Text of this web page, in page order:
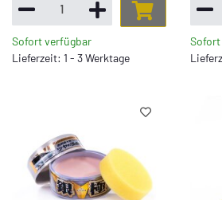
Sofort verfügbar
Lieferzeit: 1 - 3 Werktage